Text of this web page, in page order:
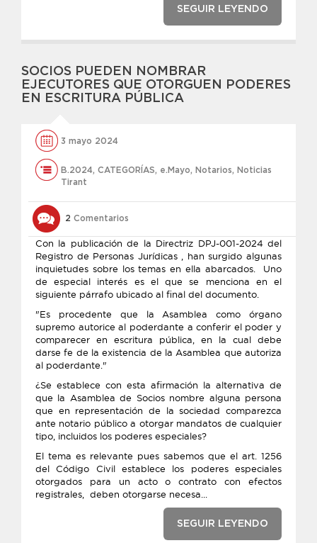
SEGUIR LEYENDO
SOCIOS PUEDEN NOMBRAR
EJECUTORES QUE OTORGUEN PODERES
EN ESCRITURA PÚBLICA
3 mayo 2024
B.2024, CATEGORÍAS, e.Mayo, Notarios, Noticias
Tirant
2 Comentarios
Con la publicación de la Directriz DPJ-001-2024 del
Registro de Personas Jurídicas , han surgido algunas
inquietudes sobre los temas en ella abarcados. Uno
de especial interés es el que se menciona en el
siguiente párrafo ubicado al final del documento.
"Es procedente que la Asamblea como órgano
supremo autorice al poderdante a conferir el poder y
comparecer en escritura pública, en la cual debe
darse fe de la existencia de la Asamblea que autoriza
al poderdante."
¿Se establece con esta afirmación la alternativa de
que la Asamblea de Socios nombre alguna persona
que en representación de la sociedad comparezca
ante notario público a otorgar mandatos de cualquier
tipo, incluidos los poderes especiales?
El tema es relevante pues sabemos que el art. 1256
del Código Civil establece los poderes especiales
otorgados para un acto o contrato con efectos
registrales, deben otorgarse necesa...
SEGUIR LEYENDO